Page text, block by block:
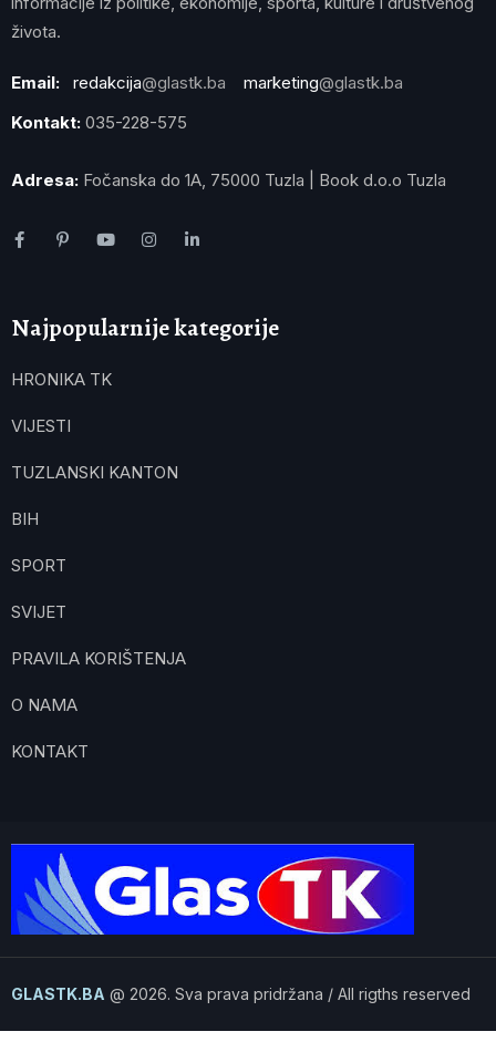
života.
Email: redakcija@glastk.ba marketing@glastk.ba
Kontakt: 035-228-575
Adresa: Fočanska do 1A, 75000 Tuzla | Book d.o.o Tuzla
Najpopularnije kategorije
HRONIKA TK
VIJESTI
TUZLANSKI KANTON
BIH
SPORT
SVIJET
PRAVILA KORIŠTENJA
O NAMA
KONTAKT
GLASTK.BA @ 2026. Sva prava pridržana / All rigths reserved